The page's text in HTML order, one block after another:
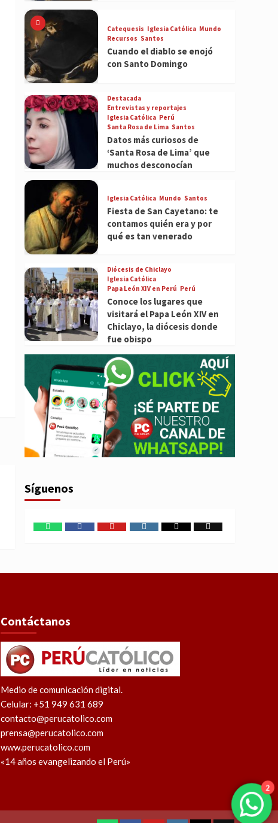
Catequesis Iglesia Católica Mundo
Recursos Santos
Cuando el diablo se enojó
con Santo Domingo
Destacada
Entrevistas y reportajes
Iglesia Católica Perú
Santa Rosa de Lima Santos
Datos más curiosos de
‘Santa Rosa de Lima’ que
muchos desconocían
Iglesia Católica Mundo Santos
Fiesta de San Cayetano: te
contamos quién era y por
qué es tan venerado
Diócesis de Chiclayo
Iglesia Católica
Papa León XIV en Perú Perú
Conoce los lugares que
visitará el Papa León XIV en
Chiclayo, la diócesis donde
fue obispo
Síguenos
WhatsAppFacebookYoutubeInstagram
X TikTok
Contáctanos
Medio de comunicación digital.
Celular: +51 949 631 689
contacto@perucatolico.com
prensa@perucatolico.com
www.perucatolico.com
«14 años evangelizando el Perú»
2